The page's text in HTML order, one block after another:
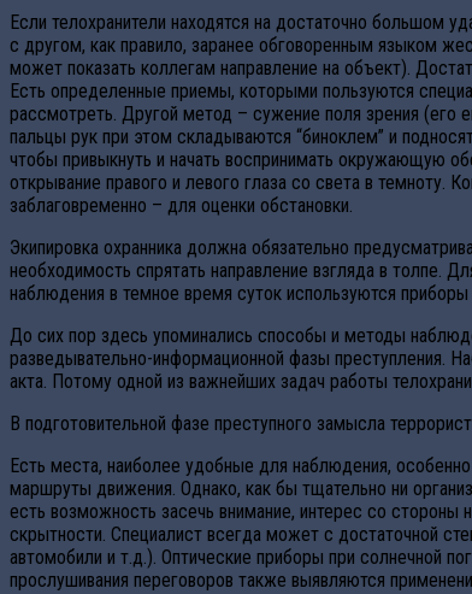
Если телохранители находятся на достаточно большом
с другом, как правило, заранее обговоренным языком
может показать коллегам направление на объект).
Есть определенные приемы, которыми пользуются
рассмотреть. Другой метод – сужение поля зрения (его
пальцы рук при этом складываются “биноклем” и
чтобы привыкнуть и начать воспринимать окружающую
открывание правого и левого глаза со света в
заблаговременно – для оценки обстановки.
Экипировка охранника должна обязательно
необходимость спрятать направление взгляда в толпе.
наблюдения в темное время суток используются
До сих пор здесь упоминались способы и методы
разведывательно-информационной фазы преступления.
акта. Потому одной из важнейших задач работы
В подготовительной фазе преступного замысла
Есть места, наиболее удобные для наблюдения,
маршруты движения. Однако, как бы тщательно ни
есть возможность засечь внимание, интерес со
скрытности. Специалист всегда может с достаточной
автомобили и т.д.). Оптические приборы при солнечной
прослушивания переговоров также выявляются